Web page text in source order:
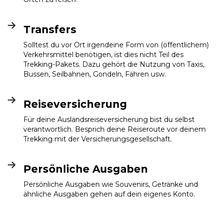
Transfers
Solltest du vor Ort irgendeine Form von (öffentlichem)
Verkehrsmittel benötigen, ist dies nicht Teil des
Trekking-Pakets. Dazu gehört die Nutzung von Taxis,
Bussen, Seilbahnen, Gondeln, Fähren usw.
Reiseversicherung
Für deine Auslandsreiseversicherung bist du selbst
verantwortlich. Besprich deine Reiseroute vor deinem
Trekking mit der Versicherungsgesellschaft.
Persönliche Ausgaben
Persönliche Ausgaben wie Souvenirs, Getränke und
ähnliche Ausgaben gehen auf dein eigenes Konto.